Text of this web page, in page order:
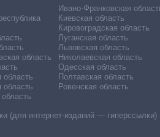
область
область
Ивано-Франковская
Киевская область
Кировоградская область
Луганская область
Львовская область
Николаевская область
Одесская область
Полтавская область
Ровенская область
интернет-изданий —